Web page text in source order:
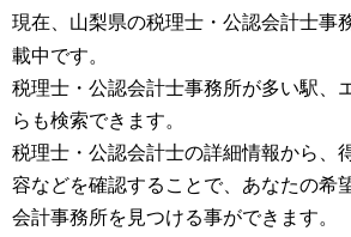
現在、山梨県の税理士・公認会計士事
載中です。
税理士・公認会計士事務所が多い駅、
らも検索できます。
税理士・公認会計士の詳細情報から、
容などを確認することで、あなたの希
会計事務所を見つける事ができます。